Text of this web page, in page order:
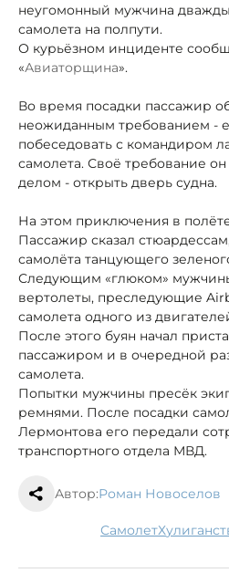
неугомонный мужчина дважды
самолета на полпути.
О курьёзном инциденте
«Авиаторщина».
Во время посадки пассажир
неожиданным требованием -
побеседовать с командиром
самолета. Своё требование
делом - открыть дверь судна.
На этом приключения в
Пассажир сказал
самолёта танцующего
Следующим «глюком»
вертолеты, преследующие
самолета одного из
После этого буян начал
пассажиром и в очередной
самолета.
Попытки мужчины пресёк
ремнями. После посадки
Лермонтова его передали
транспортного отдела МВД.
Автор:Роман Новоселов
самолет